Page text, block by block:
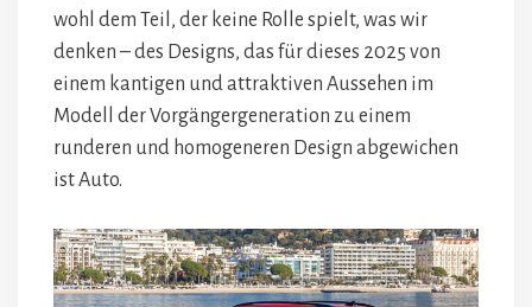
wohl dem Teil, der keine Rolle spielt, was wir
denken – des Designs, das für dieses 2025 von
einem kantigen und attraktiven Aussehen im
Modell der Vorgängergeneration zu einem
runderen und homogeneren Design abgewichen
ist Auto.